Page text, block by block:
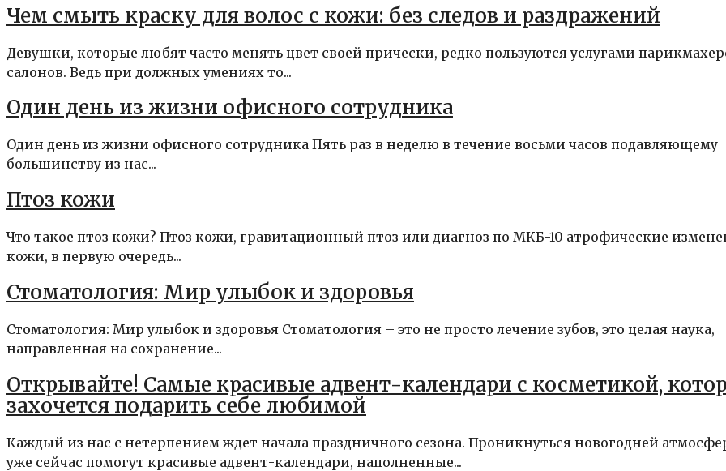
Чем смыть краску для волос с кожи: без следов и раздражений
Девушки, которые любят часто менять цвет своей прически, редко пользуются услугами
салонов. Ведь при должных умениях то...
Один день из жизни офисного сотрудника
Один день из жизни офисного сотрудника Пять раз в неделю в течение восьми часов подавляющему
большинству из нас...
Птоз кожи
Что такое птоз кожи? Птоз кожи, гравитационный птоз или диагноз по МКБ-10 атрофические
кожи, в первую очередь...
Стоматология: Мир улыбок и здоровья
Стоматология: Мир улыбок и здоровья Стоматология – это не просто лечение зубов, это целая наука,
направленная на сохранение...
Открывайте! Самые красивые адвент-календари с косметикой,
захочется подарить себе любимой
Каждый из нас с нетерпением ждет начала праздничного сезона. Проникнуться новогодней
уже сейчас помогут красивые адвент-календари, наполненные...